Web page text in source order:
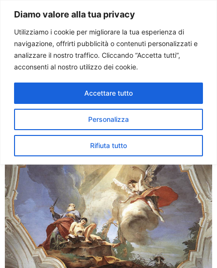
Diamo valore alla tua privacy
Utilizziamo i cookie per migliorare la tua esperienza di
navigazione, offrirti pubblicità o contenuti personalizzati e
analizzare il nostro traffico. Cliccando “Accetta tutti”,
acconsenti al nostro utilizzo dei cookie.
Personalizza
Rifiuta tutto
Accettare tutto
Paolo Ondarza
Tag:settecento
Tiepolo. In mostra il
protagonista del Settecento